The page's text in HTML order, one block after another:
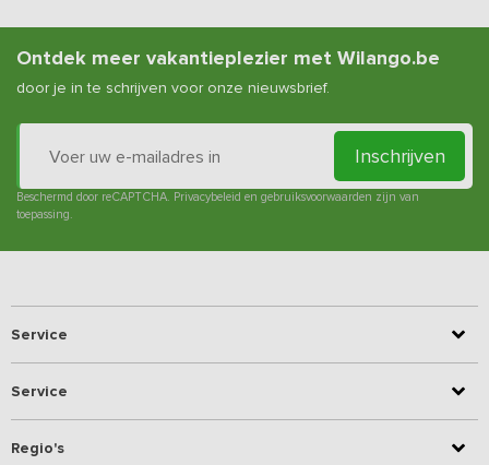
Ontdek meer vakantieplezier met Wilango.be
door je in te schrijven voor onze nieuwsbrief.
Inschrijven
Beschermd door reCAPTCHA. Privacybeleid en gebruiksvoorwaarden zijn van
toepassing.
Service
Service
Regio's